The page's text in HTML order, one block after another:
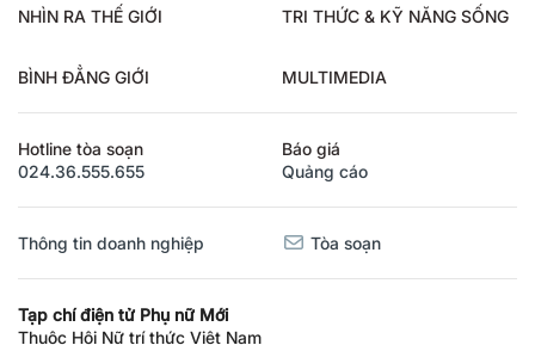
NHÌN RA THẾ GIỚI TRI THỨC & KỸ NĂNG SỐNG
BÌNH ĐẲNG GIỚI MULTIMEDIA
Hotline tòa soạn
024.36.555.655
Báo giá
Quảng cáo
Thông tin doanh nghiệp Tòa soạn
Tạp chí điện tử Phụ nữ Mới
Thuộc Hội Nữ trí thức Việt Nam